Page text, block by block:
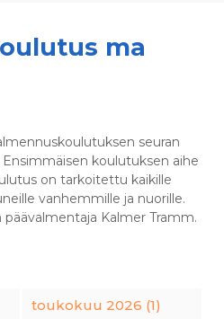
ma
seuran
koulutuksen aihe
on tarkoitettu kaikille
vanhemmille ja nuorille.
Kalmer Tramm.
toukokuu 2026 (1)